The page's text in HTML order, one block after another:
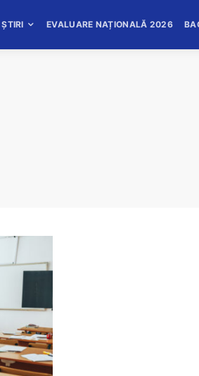
ȘTIRI EVALUARE NAȚIONALĂ 2026